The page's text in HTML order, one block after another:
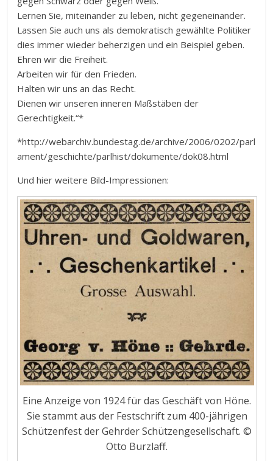
Lernen Sie, miteinander zu leben, nicht gegeneinander.
Lassen Sie auch uns als demokratisch gewählte Politiker
dies immer wieder beherzigen und ein Beispiel geben.
Ehren wir die Freiheit.
Arbeiten wir für den Frieden.
Halten wir uns an das Recht.
Dienen wir unseren inneren Maßstäben der
Gerechtigkeit.“*
*http://webarchiv.bundestag.de/archive/2006/0202/parl
ament/geschichte/parlhist/dokumente/dok08.html
Und hier weitere Bild-Impressionen:
Eine Anzeige von 1924 für das Geschäft von Höne.
Sie stammt aus der Festschrift zum 400-jährigen
Schützenfest der Gehrder Schützengesellschaft. ©
Otto Burzlaff.